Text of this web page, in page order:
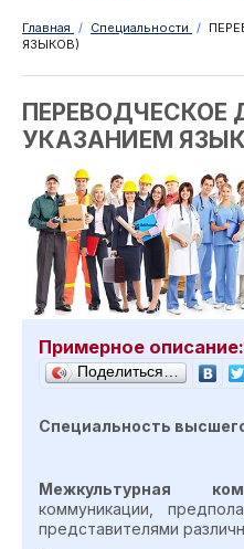
Главная / Специальности /
ЯЗЫКОВ)
ПЕРЕВОДЧЕСКОЕ
УКАЗАНИЕМ
Примерное описание:
Поделиться…
Специальность
Межкультурная
коммуникации,
представителями